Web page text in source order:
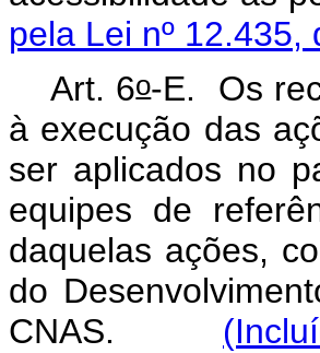
pela Lei nº 12.435,
Art. 6o-E. Os
à execução das
ser aplicados no
equipes de
daquelas ações,
do
CNAS.